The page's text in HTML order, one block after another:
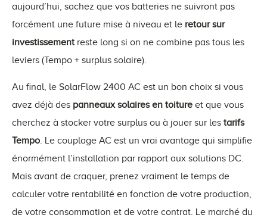
aujourd’hui, sachez que vos batteries ne suivront pas
forcément une future mise à niveau et le retour sur
investissement reste long si on ne combine pas tous les
leviers (Tempo + surplus solaire).
Au final, le SolarFlow 2400 AC est un bon choix si vous
avez déjà des panneaux solaires en toiture et que vous
cherchez à stocker votre surplus ou à jouer sur les tarifs
Tempo. Le couplage AC est un vrai avantage qui simplifie
énormément l’installation par rapport aux solutions DC.
Mais avant de craquer, prenez vraiment le temps de
calculer votre rentabilité en fonction de votre production,
de votre consommation et de votre contrat. Le marché du